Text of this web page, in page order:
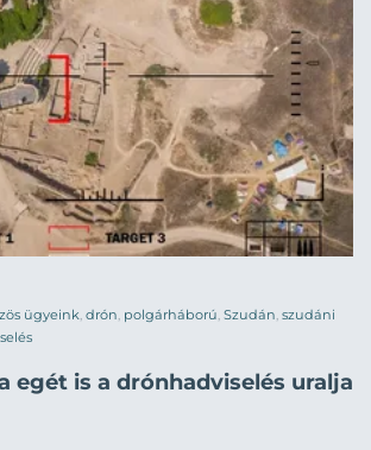
ügyeink drón polgárháború Szudán szudáni
egét is a drónhadviselés uralja